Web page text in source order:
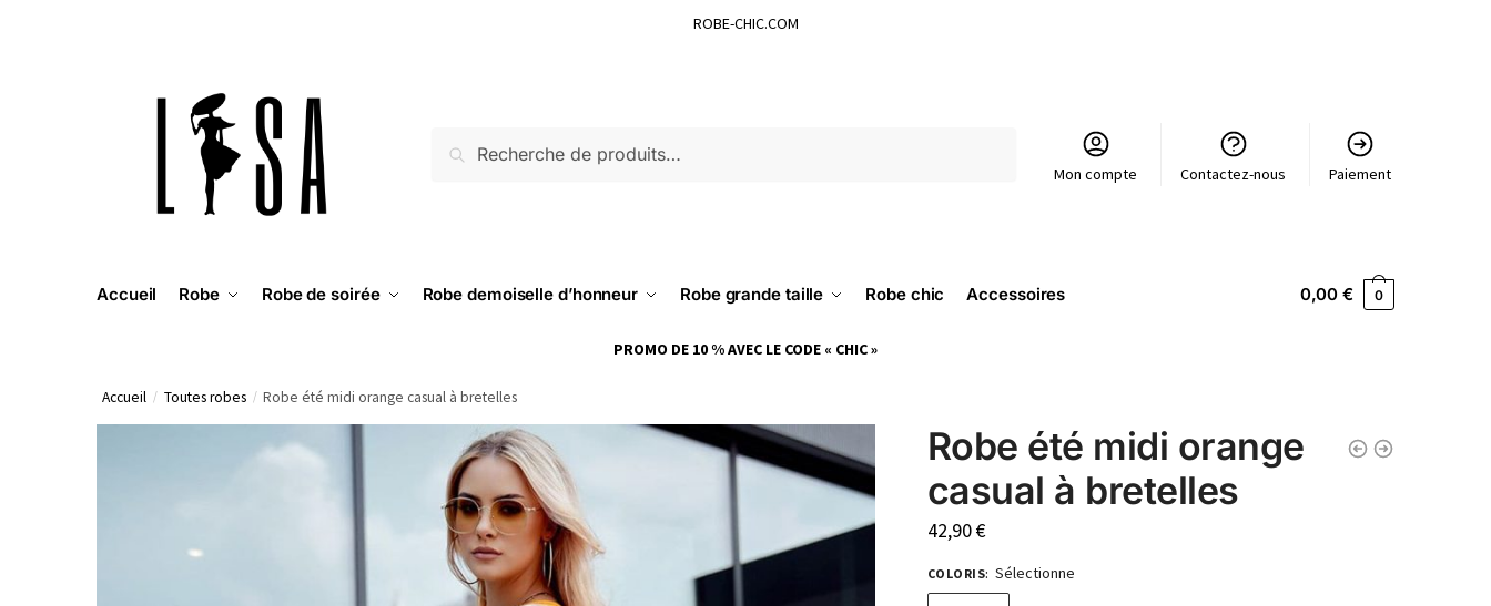
ROBE-CHIC.COM
RECHERCHE
Mon compte Contactez-nous Paiement
Accueil Robe Robe de soirée Robe demoiselle d’honneur Robe grande taille Robe chic Accessoires 0,00€ 0
PROMO DE 10 % AVEC LE CODE « CHIC »
Accueil / Toutes robes / Robe été midi orange casual à bretelles
Robe été midi orange
casual à bretelles
42,90€
COLORIS: Sélectionne